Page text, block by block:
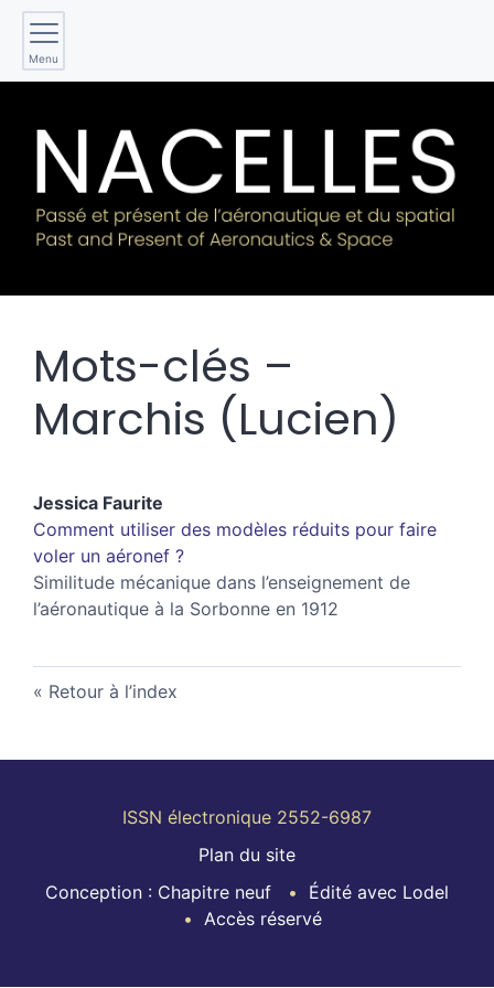
Menu
Mots-clés –
Marchis (Lucien)
Jessica Faurite
Comment utiliser des modèles réduits pour faire
voler un aéronef ?
Similitude mécanique dans l’enseignement de
l’aéronautique à la Sorbonne en 1912
Retour à l’index
ISSN électronique 2552-6987
Plan du site
Conception : Chapitre neuf
Édité avec Lodel
Accès réservé